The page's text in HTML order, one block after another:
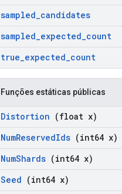
sampled_candidates
sampled_expected_count
true_expected_count
Funções estáticas públicas
Distortion (float x)
NumReservedIds (int64 x)
NumShards (int64 x)
Seed (int64 x)